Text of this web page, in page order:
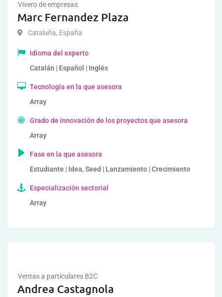
Vivero de empresas
Marc Fernandez Plaza
Cataluña, España
Idioma del experto
Catalán | Español | Inglés
Tecnología en la que asesora
Array
Grado de innovación de los proyectos que asesora
Array
Fase en la que asesora
Estudiante | Idea, Seed | Lanzamiento | Crecimiento
Especialización sectorial
Array
Ventas a particulares B2C
Andrea Castagnola